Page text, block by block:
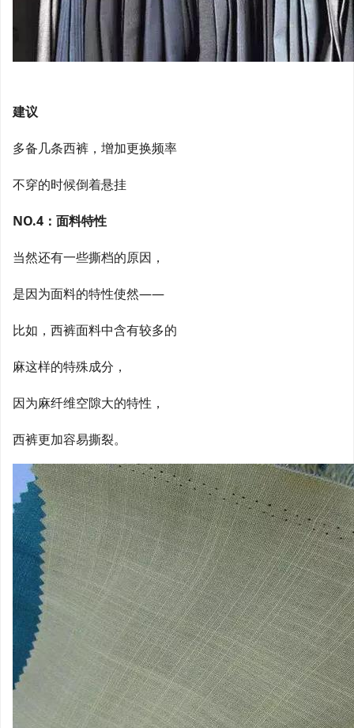
建议
多备几条西裤，增加更换频率
不穿的时候倒着悬挂
NO.4：面料特性
当然还有一些撕档的原因，
是因为面料的特性使然——
比如，西裤面料中含有较多的
麻这样的特殊成分，
因为麻纤维空隙大的特性，
西裤更加容易撕裂。